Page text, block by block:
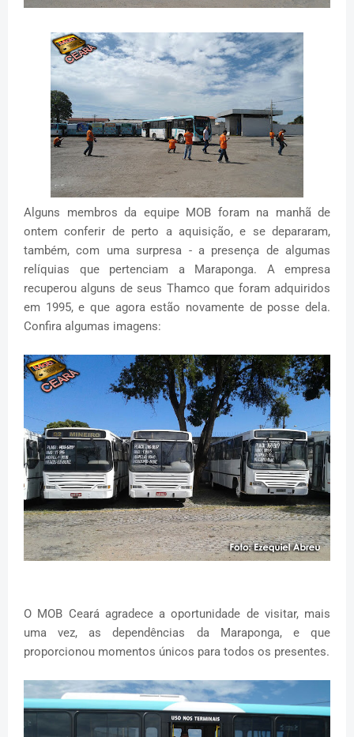
Alguns membros da equipe MOB foram na manhã de
ontem conferir de perto a aquisição, e se depararam,
também, com uma surpresa - a presença de algumas
relíquias que pertenciam a Maraponga. A empresa
recuperou alguns de seus Thamco que foram adquiridos
em 1995, e que agora estão novamente de posse dela.
Confira algumas imagens:
O MOB Ceará agradece a oportunidade de visitar, mais
uma vez, as dependências da Maraponga, e que
proporcionou momentos únicos para todos os presentes.